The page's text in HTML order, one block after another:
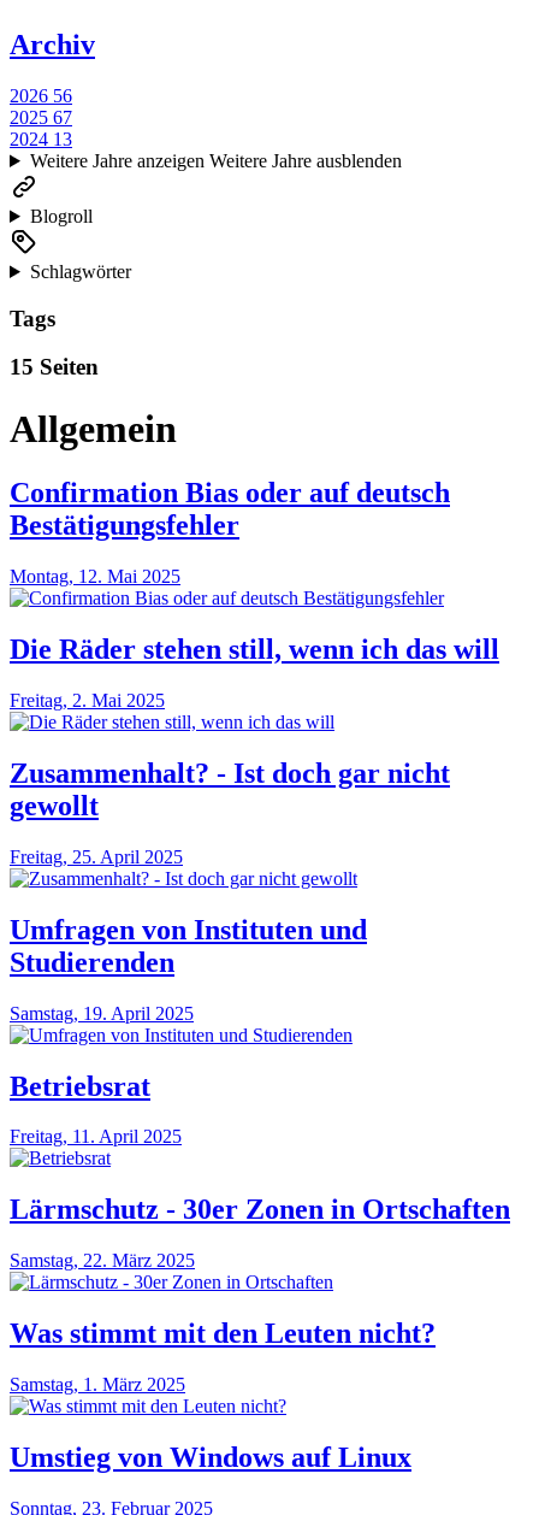
Archiv
2026 56
2025 67
2024 13
Weitere Jahre anzeigen Weitere Jahre ausblenden
Blogroll
Schlagwörter
Tags
15 Seiten
Allgemein
Confirmation Bias oder auf deutsch
Bestätigungsfehler
Montag, 12. Mai 2025
Die Räder stehen still, wenn ich das will
Freitag, 2. Mai 2025
Zusammenhalt? - Ist doch gar nicht
gewollt
Freitag, 25. April 2025
Umfragen von Instituten und
Studierenden
Samstag, 19. April 2025
Betriebsrat
Freitag, 11. April 2025
Lärmschutz - 30er Zonen in Ortschaften
Samstag, 22. März 2025
Was stimmt mit den Leuten nicht?
Samstag, 1. März 2025
Umstieg von Windows auf Linux
Sonntag, 23. Februar 2025